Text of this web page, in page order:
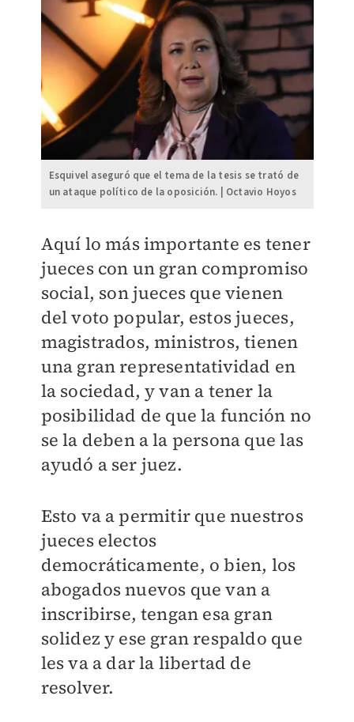
Esquivel aseguró que el tema de la tesis se trató de
un ataque político de la oposición. | Octavio Hoyos
Aquí lo más importante es tener
jueces con un gran compromiso
social, son jueces que vienen
del voto popular, estos jueces,
magistrados, ministros, tienen
una gran representatividad en
la sociedad, y van a tener la
posibilidad de que la función no
se la deben a la persona que las
ayudó a ser juez.
Esto va a permitir que nuestros
jueces electos
democráticamente, o bien, los
abogados nuevos que van a
inscribirse, tengan esa gran
solidez y ese gran respaldo que
les va a dar la libertad de
resolver.